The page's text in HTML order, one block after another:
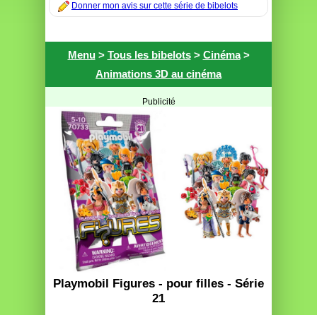
Donner mon avis sur cette série de bibelots
Menu> Tous les bibelots> Cinéma>
Animations 3D au cinéma
Publicité
Playmobil Figures - pour filles - Série
21